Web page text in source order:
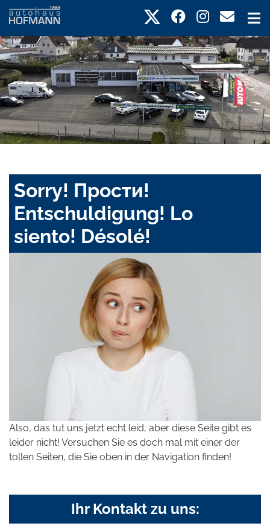
Sorry! Прости!
Entschuldigung! Lo
siento! Désolé!
Also, das tut uns jetzt echt leid, aber diese Seite gibt es
leider nicht! Versuchen Sie es doch mal mit einer der
tollen Seiten, die Sie oben in der Navigation finden!
Ihr Kontakt zu uns: